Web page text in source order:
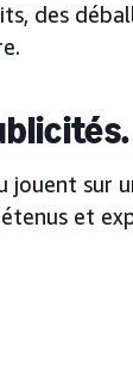
des
jouent sur
et